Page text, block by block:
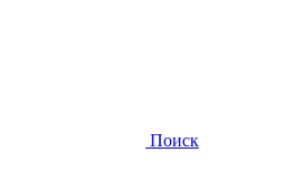
Поиск